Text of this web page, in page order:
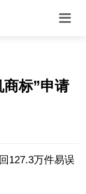
一带一路
商标”申请
127.3万件易误